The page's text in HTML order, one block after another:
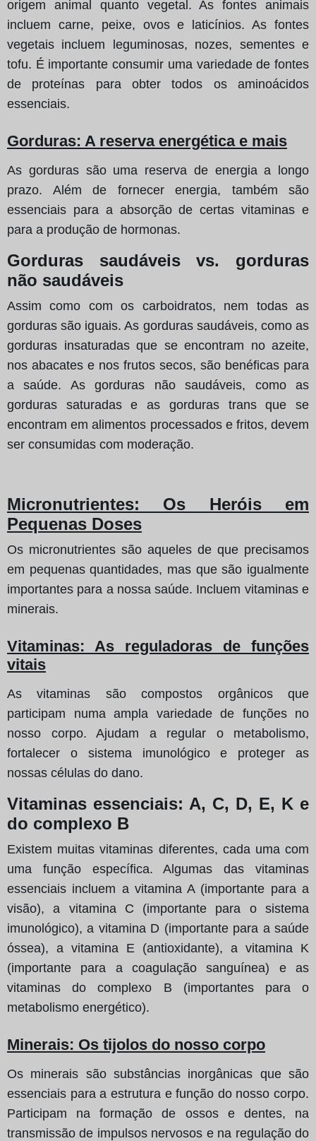
origem animal quanto vegetal. As fontes animais
incluem carne, peixe, ovos e laticínios. As fontes
vegetais incluem leguminosas, nozes, sementes e
tofu. É importante consumir uma variedade de fontes
de proteínas para obter todos os aminoácidos
essenciais.
Gorduras: A reserva energética e mais
As gorduras são uma reserva de energia a longo
prazo. Além de fornecer energia, também são
essenciais para a absorção de certas vitaminas e
para a produção de hormonas.
Gorduras saudáveis vs. gorduras
não saudáveis
Assim como com os carboidratos, nem todas as
gorduras são iguais. As gorduras saudáveis, como as
gorduras insaturadas que se encontram no azeite,
nos abacates e nos frutos secos, são benéficas para
a saúde. As gorduras não saudáveis, como as
gorduras saturadas e as gorduras trans que se
encontram em alimentos processados e fritos, devem
ser consumidas com moderação.
Micronutrientes: Os Heróis em
Pequenas Doses
Os micronutrientes são aqueles de que precisamos
em pequenas quantidades, mas que são igualmente
importantes para a nossa saúde. Incluem vitaminas e
minerais.
Vitaminas: As reguladoras de funções
vitais
As vitaminas são compostos orgânicos que
participam numa ampla variedade de funções no
nosso corpo. Ajudam a regular o metabolismo,
fortalecer o sistema imunológico e proteger as
nossas células do dano.
Vitaminas essenciais: A, C, D, E, K e
do complexo B
Existem muitas vitaminas diferentes, cada uma com
uma função específica. Algumas das vitaminas
essenciais incluem a vitamina A (importante para a
visão), a vitamina C (importante para o sistema
imunológico), a vitamina D (importante para a saúde
óssea), a vitamina E (antioxidante), a vitamina K
(importante para a coagulação sanguínea) e as
vitaminas do complexo B (importantes para o
metabolismo energético).
Minerais: Os tijolos do nosso corpo
Os minerais são substâncias inorgânicas que são
essenciais para a estrutura e função do nosso corpo.
Participam na formação de ossos e dentes, na
transmissão de impulsos nervosos e na regulação do